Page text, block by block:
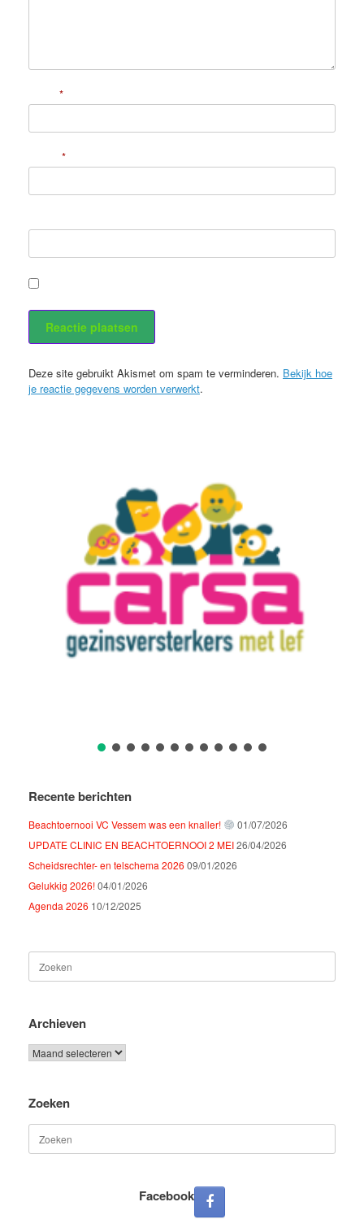
*
*
Deze site gebruikt Akismet om spam te verminderen. Bekijk hoe
je reactie gegevens worden verwerkt.
Recente berichten
Beachtoernooi VC Vessem was een knaller!
01/07/2026
UPDATE CLINIC EN BEACHTOERNOOI 2 MEI26/04/2026
Scheidsrechter- en telschema 2026 09/01/2026
Gelukkig 2026!04/01/2026
Agenda 2026 10/12/2025
naar:
Archieven
Archieven
Zoeken
naar:
Facebook